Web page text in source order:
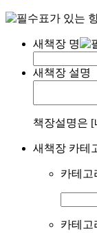
표가 있는
새책장 명
새책장 설명
책장설명은
새책장 카테
카테고
카테고